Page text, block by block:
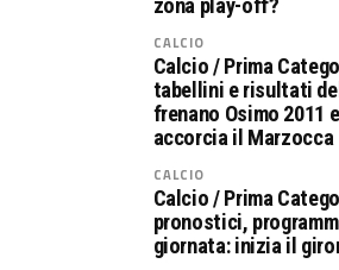
CALCIO
Calcio / Prima
tabellini e risultati
frenano Osimo 2011
accorcia il Marzocca
CALCIO
Calcio / Prima
pronostici,
giornata: inizia il